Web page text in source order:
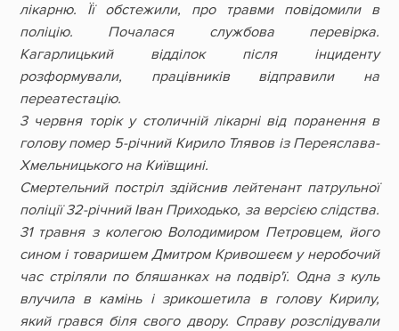
лікарню. Її обстежили, про травми повідомили в
поліцію. Почалася службова перевірка.
Кагарлицький відділок після інциденту
розформували, працівників відправили на
переатестацію.
3 червня торік у столичній лікарні від поранення в
голову помер 5-річний Кирило Тлявов із Переяслава-
Хмельницького на Київщині.
Смертельний постріл здійснив лейтенант патрульної
поліції 32-річний Іван Приходько, за версією слідства.
31 травня з колегою Володимиром Петровцем, його
сином і товаришем Дмитром Кривошеєм у неробочий
час стріляли по бляшанках на подвір'ї. Одна з куль
влучила в камінь і зрикошетила в голову Кирилу,
який грався біля свого двору. Справу розслідували